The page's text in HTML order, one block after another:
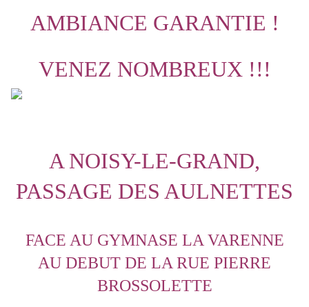
AMBIANCE GARANTIE !
VENEZ NOMBREUX !!!
A NOISY-LE-GRAND,
PASSAGE DES AULNETTES
FACE AU GYMNASE LA VARENNE
AU DEBUT DE LA RUE PIERRE
BROSSOLETTE